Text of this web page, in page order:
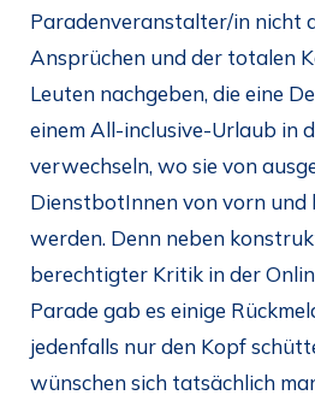
Paradenveranstalter/in nicht
Ansprüchen und der totalen
Leuten nachgeben, die eine
einem All-inclusive-Urlaub in
verwechseln, wo sie von
DienstbotInnen von vorn und
werden. Denn neben
berechtigter Kritik in der
Parade gab es einige
jedenfalls nur den Kopf
wünschen sich tatsächlich